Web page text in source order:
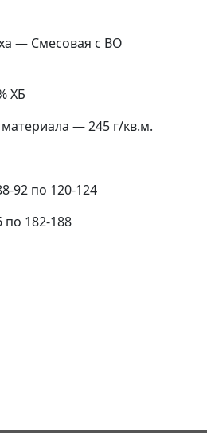
— Смесовая с ВО
ХБ
— 245 г/кв.м.
92 по 120-124
по 182-188